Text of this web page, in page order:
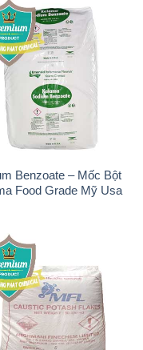
Benzoate – Mốc Bột
Food Grade Mỹ Usa